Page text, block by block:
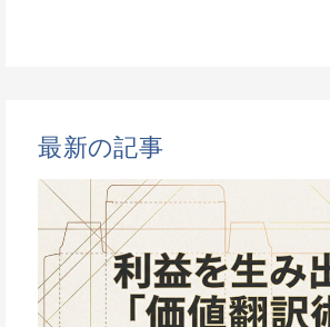
最新の記事